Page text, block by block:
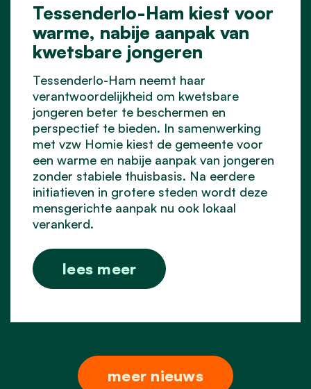
Tessenderlo-Ham kiest voor
warme, nabije aanpak van
kwetsbare jongeren
Tessenderlo-Ham neemt haar
verantwoordelijkheid om kwetsbare
jongeren beter te beschermen en
perspectief te bieden. In samenwerking
met vzw Homie kiest de gemeente voor
een warme en nabije aanpak van jongeren
zonder stabiele thuisbasis. Na eerdere
initiatieven in grotere steden wordt deze
mensgerichte aanpak nu ook lokaal
verankerd.
lees meer
meer nieuws